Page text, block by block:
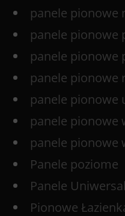
panele pionowe
panele pionowe
panele pionowe
panele pionowe
panele pionowe
panele pionowe
panele pionowe
Panele poziome
Panele
Pionowe